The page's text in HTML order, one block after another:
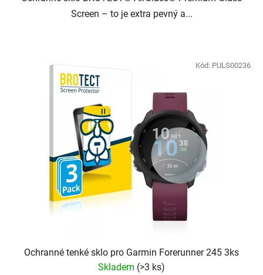
Screen – to je extra pevný a...
Ochranné tenké sklo pro Garmin Forerunner 245 3ks
Skladem (>3 ks)
Kód: PULS00236